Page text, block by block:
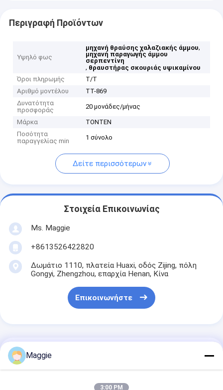
Περιγραφή Προϊόντων
Υψηλό φως
μηχανή θραύσης χαλαζιακής άμμου,
μηχανή παραγωγής άμμου
σερπεντίνη
, θραυστήρας σκουριάς υψικαμίνου
Όροι πληρωμής
Τ/Τ
Αριθμό μοντέλου
ΤΤ-869
Δυνατότητα
προσφοράς
20 μονάδες/μήνας
Μάρκα
TONTEN
Ποσότητα
παραγγελίας min
1 σύνολο
Δείτε περισσότερων
Στοιχεία Επικοινωνίας
Ms. Maggie
+8613526422820
Δωμάτιο 1110, πλατεία Huaxi, οδός Zijing, πόλη
Gongyi, Zhengzhou, επαρχία Henan, Κίνα
Επικοινωνήστε
Αποκτήστε Την Καλύτερη Τιμή Για
Συνθετικός συντρίβας
Maggie
3:00 PM